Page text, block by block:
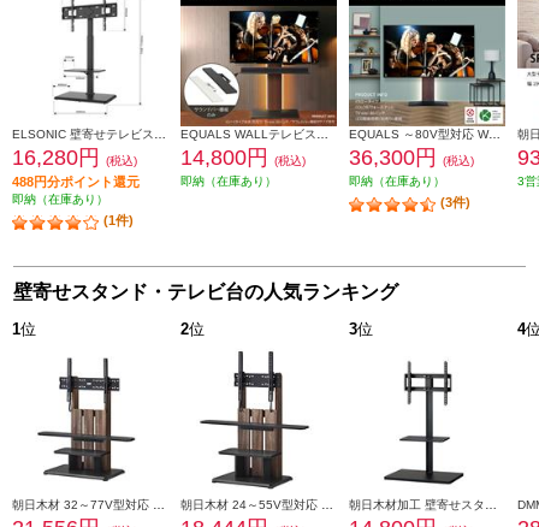
16,280円 (税込)
488円分ポイント還元
即納（在庫あり）
(1件)
14,800円
(税込)
即納（在庫あり）
EQUALS ～80V型対応 WALL TVStand V3ロータイプ ウォールナット EQUALS WLTVB5238
36,300円
(税込)
即納（在庫あり）
(3件)
3営
壁寄せスタンド・テレビ台の人気ランキング
1位 2位 3位 4